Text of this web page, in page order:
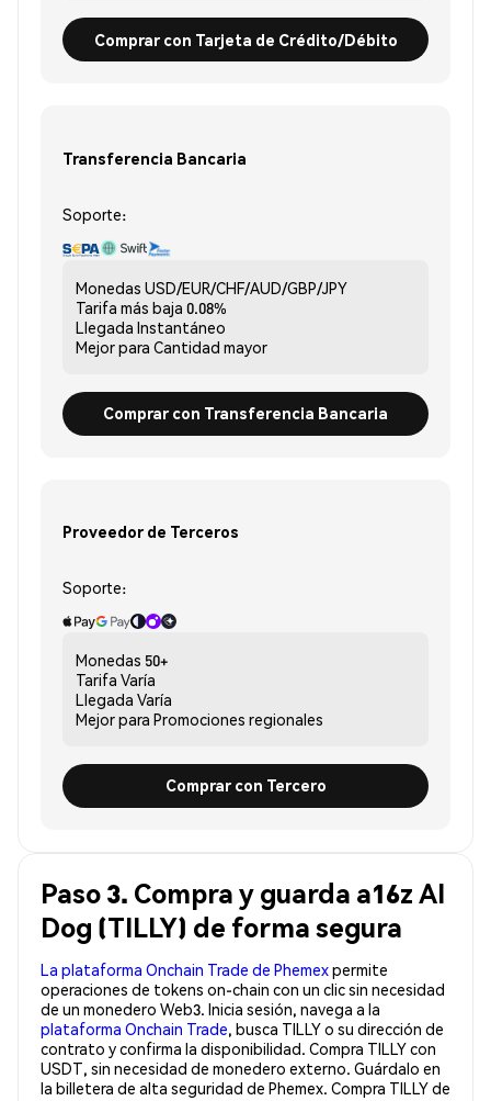
Comprar con Tarjeta de Crédito/Débito
Transferencia Bancaria
Soporte:
Monedas USD/EUR/CHF/AUD/GBP/JPY
Tarifa más baja 0.08%
Llegada Instantáneo
Mejor para Cantidad mayor
Comprar con Transferencia Bancaria
Proveedor de Terceros
Soporte:
Monedas 50+
Tarifa Varía
Llegada Varía
Mejor para Promociones regionales
Comprar con Tercero
Paso 3. Compra y guarda a16z AI
Dog (TILLY) de forma segura
La plataforma Onchain Trade de Phemexpermite
operaciones de tokens on-chain con un clic sin necesidad
de un monedero Web3. Inicia sesión, navega a la
plataforma Onchain Trade, busca TILLY o su dirección de
contrato y confirma la disponibilidad. Compra TILLY con
USDT, sin necesidad de monedero externo. Guárdalo en
la billetera de alta seguridad de Phemex. Compra TILLY de